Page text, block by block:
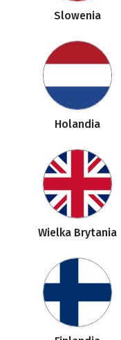
Slowenia
Holandia
Wielka Brytania